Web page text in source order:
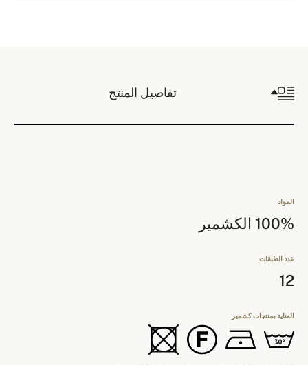
تفاصيل المنتج
المواد
100% الكشمير
عدد الطبقات
12
العناية بمنتجات كشمير